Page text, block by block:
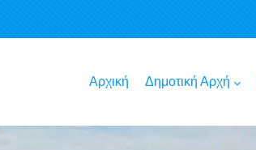
Αρχική Δημοτική Αρχή